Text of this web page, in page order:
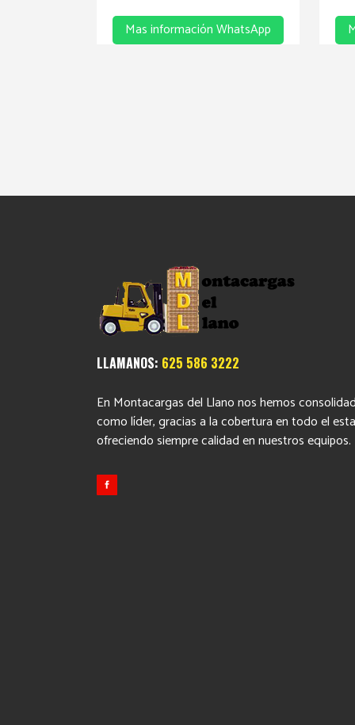
Mas información WhatsApp
LLAMANOS: 625 586 3222
En Montacargas del Llano nos hemos
como líder, gracias a la cobertura en todo el
ofreciendo siempre calidad en nuestros equipos.